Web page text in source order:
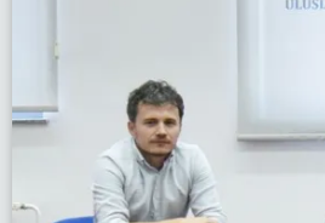
UN
mikro, malih i